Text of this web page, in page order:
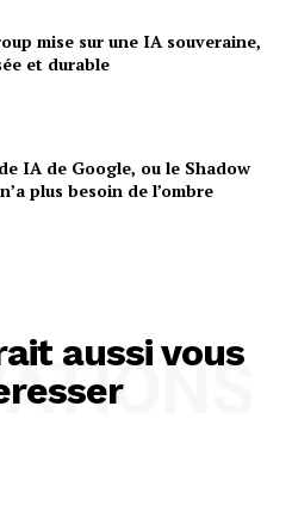
mise sur une IA souveraine,
et durable
IA de Google, ou le Shadow
plus besoin de l’ombre
aussi vous